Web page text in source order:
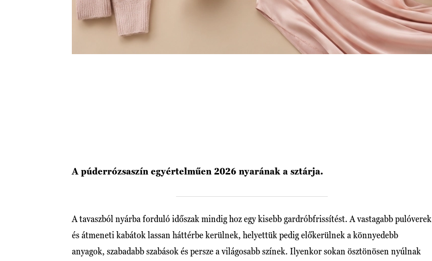
A púderrózsaszín egyértelműen 2026 nyarának a sztárja.
A tavaszból nyárba forduló időszak mindig hoz egy kisebb gardróbfrissítést. A vastagabb pulóverek
és átmeneti kabátok lassan háttérbe kerülnek, helyettük pedig előkerülnek a könnyedebb
anyagok, szabadabb szabások és persze a világosabb színek. Ilyenkor sokan ösztönösen nyúlnak